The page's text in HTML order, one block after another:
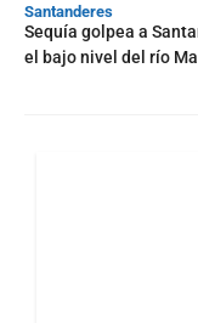
Santanderes
Sequía golpea a
el bajo nivel del río